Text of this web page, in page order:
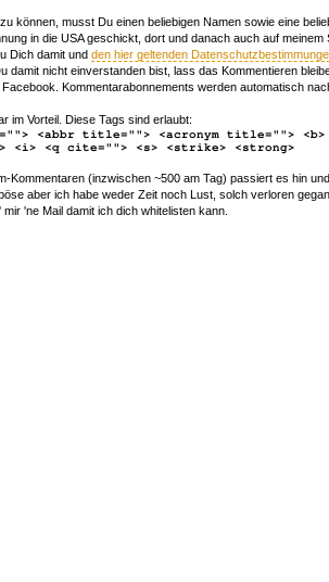
können, musst Du einen beliebigen Namen sowie eine
in die USA geschickt, dort und danach auch auf
Dich damit und den hier geltenden
damit nicht einverstanden bist, lass das Kommentieren
Kommentarabonnements werden automatisch
im Vorteil. Diese Tags sind erlaubt:
<abbr title=""> <acronym title=""> <b>
<i> <q cite=""> <s> <strike> <strong>
Kommentaren (inzwischen ~500 am Tag) passiert es hin
aber ich habe weder Zeit noch Lust, solch verloren
'ne Mail damit ich dich whitelisten kann.